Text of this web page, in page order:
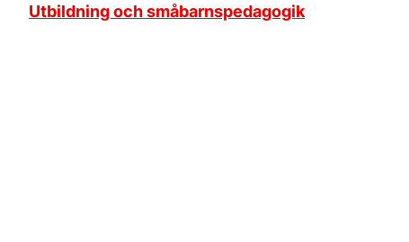
Utbildning och småbarnspedagogik